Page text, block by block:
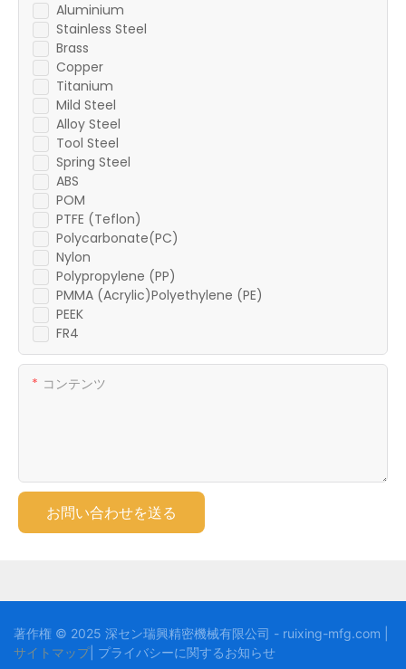
Aluminium
Stainless Steel
Brass
Copper
Titanium
Mild Steel
Alloy Steel
Tool Steel
Spring Steel
ABS
POM
PTFE (Teflon)
Polycarbonate(PC)
Nylon
Polypropylene (PP)
PMMA (Acrylic)Polyethylene (PE)
PEEK
FR4
コンテンツ
お問い合わせを送る
著作権 © 2025 深セン瑞興精密機械有限公司 - ruixing-mfg.com |
サイトマップ| プライバシーに関するお知らせ